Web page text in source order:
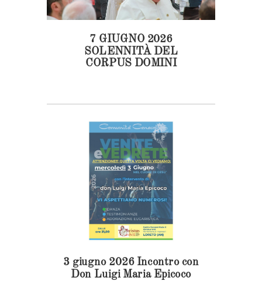
7 GIUGNO 2026
SOLENNITÀ DEL
CORPUS DOMINI
3 giugno 2026 Incontro con
Don Luigi Maria Epicoco